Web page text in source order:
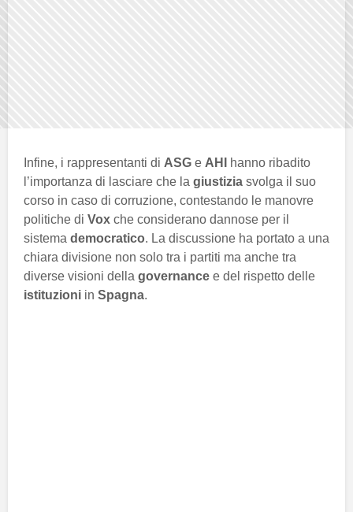
Infine, i rappresentanti di ASG e AHI
hanno ribadito
l’importanza di lasciare che la giustizia svolga il suo
corso in caso di corruzione, contestando le manovre
politiche di Vox che considerano dannose per il
sistema democratico. La discussione ha portato a una
chiara divisione non solo tra i partiti ma anche tra
diverse visioni della governance e del rispetto delle
istituzioni in Spagna.